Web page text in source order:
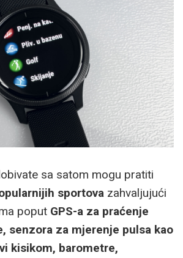
sa satom mogu pratiti
sportova zahvaljujući
poput GPS-a za praćenje
senzora za mjerenje pulsa kao
kisikom, barometre,